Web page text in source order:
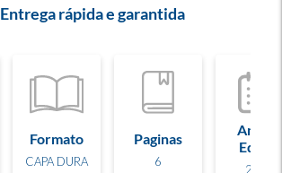
Entrega rápida e garantida
Formato
CAPA DURA
Paginas
6
Ano de
Edição
2025